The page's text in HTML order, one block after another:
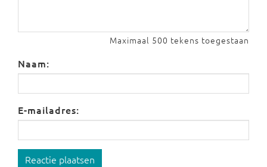
Maximaal 500 tekens toegestaan
Naam:
E-mailadres:
Reactie plaatsen